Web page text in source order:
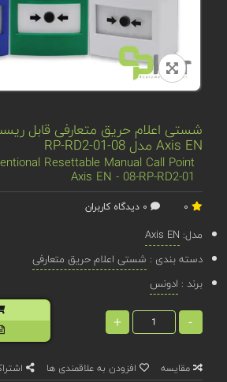
شستی اعلام حریق متعارفی قابل
Axis EN مدل 08-RP-RD2-01
Resettable Manual Call Point
Axis EN - 08-RP-RD2-01
مدل: Axis EN
دسته بندی : شستی اعلام حریق متعارفی
برند : ادونس
-
+
مقایسه افزودن به علاقمندی ها